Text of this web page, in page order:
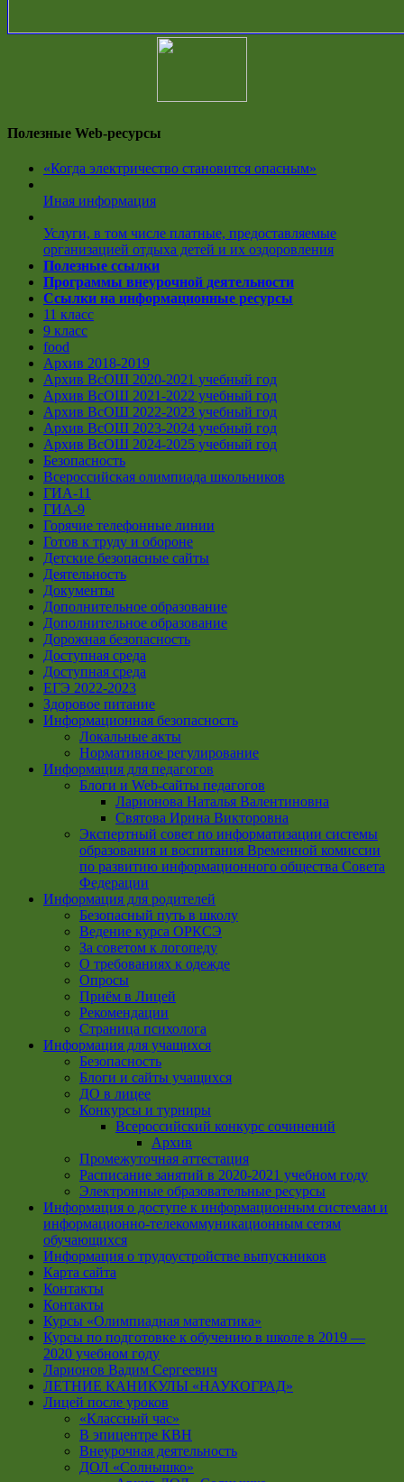
Полезные Web-ресурсы
«Когда электричество становится опасным»
Иная информация
Услуги, в том числе платные, предоставляемые
организацией отдыха детей и их оздоровления
Полезные ссылки
Программы внеурочной деятельности
Ссылки на информационные ресурсы
11 класс
9 класс
food
Архив 2018-2019
Архив ВсОШ 2020-2021 учебный год
Архив ВсОШ 2021-2022 учебный год
Архив ВсОШ 2022-2023 учебный год
Архив ВсОШ 2023-2024 учебный год
Архив ВсОШ 2024-2025 учебный год
Безопасность
Всероссийская олимпиада школьников
ГИА-11
ГИА-9
Горячие телефонные линии
Готов к труду и обороне
Детские безопасные сайты
Деятельность
Документы
Дополнительное образование
Дополнительное образование
Дорожная безопасность
Доступная среда
Доступная среда
ЕГЭ 2022-2023
Здоровое питание
Информационная безопасность
Локальные акты
Нормативное регулирование
Информация для педагогов
Блоги и Web-сайты педагогов
Ларионова Наталья Валентиновна
Святова Ирина Викторовна
Экспертный совет по информатизации системы
образования и воспитания Временной комиссии
по развитию информационного общества Совета
Федерации
Информация для родителей
Безопасный путь в школу
Ведение курса ОРКСЭ
За советом к логопеду
О требованиях к одежде
Опросы
Приём в Лицей
Рекомендации
Страница психолога
Информация для учащихся
Безопасность
Блоги и сайты учащихся
ДО в лицее
Конкурсы и турниры
Всероссийский конкурс сочинений
Архив
Промежуточная аттестация
Расписание занятий в 2020-2021 учебном году
Электронные образовательные ресурсы
Информация о доступе к информационным системам и
информационно-телекоммуникационным сетям
обучающихся
Информация о трудоустройстве выпускников
Карта сайта
Контакты
Контакты
Курсы «Олимпиадная математика»
Курсы по подготовке к обучению в школе в 2019 —
2020 учебном году
Ларионов Вадим Сергеевич
ЛЕТНИЕ КАНИКУЛЫ «НАУКОГРАД»
Лицей после уроков
«Классный час»
В эпицентре КВН
Внеурочная деятельность
ДОЛ «Солнышко»